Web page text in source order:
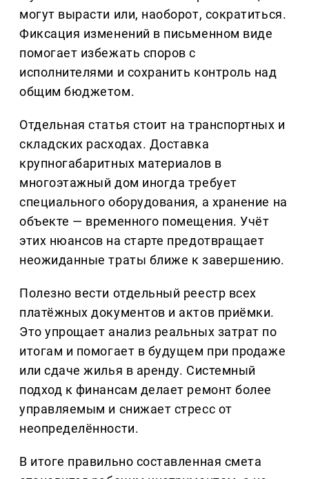
могут вырасти или, наоборот, сократиться.
Фиксация изменений в письменном виде
помогает избежать споров с
исполнителями и сохранить контроль над
общим бюджетом.
Отдельная статья стоит на транспортных и
складских расходах. Доставка
крупногабаритных материалов в
многоэтажный дом иногда требует
специального оборудования, а хранение на
объекте — временного помещения. Учёт
этих нюансов на старте предотвращает
неожиданные траты ближе к завершению.
Полезно вести отдельный реестр всех
платёжных документов и актов приёмки.
Это упрощает анализ реальных затрат по
итогам и помогает в будущем при продаже
или сдаче жилья в аренду. Системный
подход к финансам делает ремонт более
управляемым и снижает стресс от
неопределённости.
В итоге правильно составленная смета